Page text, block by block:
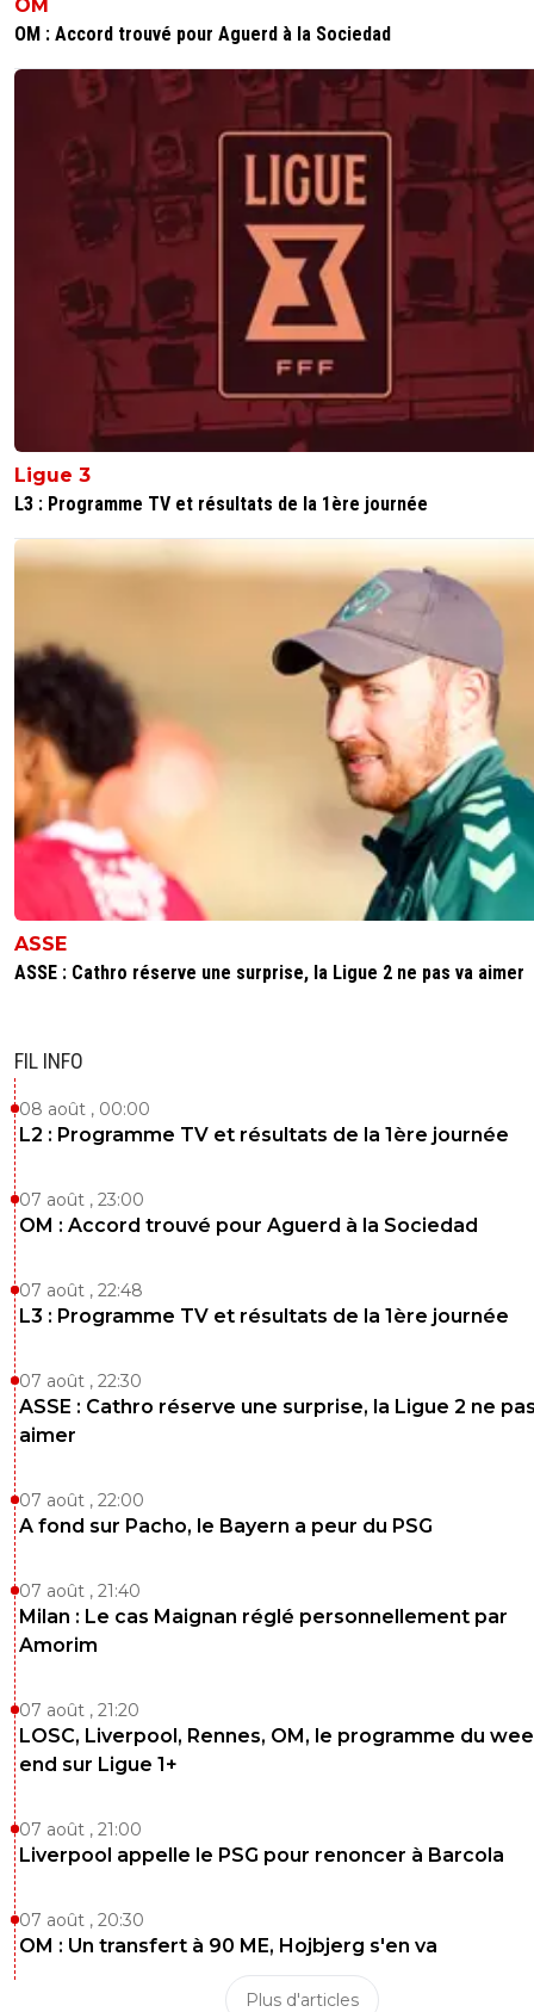
OM
OM : Accord trouvé pour Aguerd à la Sociedad
Ligue 3
L3 : Programme TV et résultats de la 1ère journée
ASSE
ASSE : Cathro réserve une surprise, la Ligue 2 ne pas va aimer
FIL INFO
08 août , 00:00
L2 : Programme TV et résultats de la 1ère journée
07 août , 23:00
OM : Accord trouvé pour Aguerd à la Sociedad
07 août , 22:48
L3 : Programme TV et résultats de la 1ère journée
07 août , 22:30
ASSE : Cathro réserve une surprise, la Ligue 2 ne
aimer
07 août , 22:00
A fond sur Pacho, le Bayern a peur du PSG
07 août , 21:40
Milan : Le cas Maignan réglé personnellement par
Amorim
07 août , 21:20
LOSC, Liverpool, Rennes, OM, le programme du
end sur Ligue 1+
07 août , 21:00
Liverpool appelle le PSG pour renoncer à Barcola
07 août , 20:30
OM : Un transfert à 90 ME, Hojbjerg s'en va
Plus d'articles